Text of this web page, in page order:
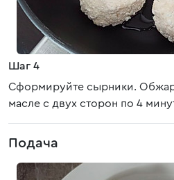
Шаг 4
Сформируйте сырники.
масле с двух сторон по 4
Подача